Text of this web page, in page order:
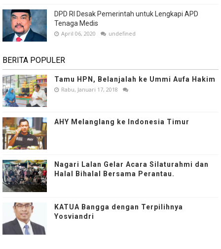
DPD RI Desak Pemerintah untuk Lengkapi APD
Tenaga Medis
April 06, 2020 undefined
BERITA POPULER
Tamu HPN, Belanjalah ke Ummi Aufa Hakim
Rabu, Januari 17, 2018
AHY Melanglang ke Indonesia Timur
Nagari Lalan Gelar Acara Silaturahmi dan
Halal Bihalal Bersama Perantau.
KATUA Bangga dengan Terpilihnya
Yosviandri